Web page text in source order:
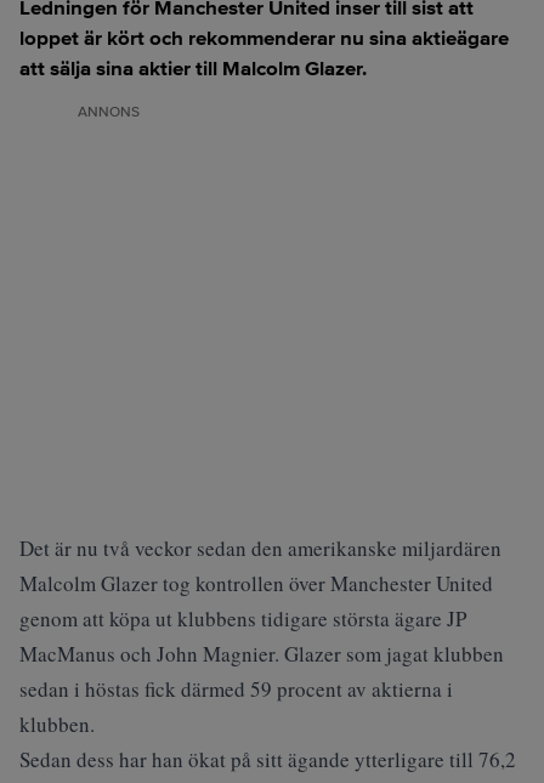
Ledningen för Manchester United inser till sist att
loppet är kört och rekommenderar nu sina aktieägare
att sälja sina aktier till Malcolm Glazer.
ANNONS
Det är nu två veckor sedan den amerikanske miljardären
Malcolm Glazer tog kontrollen över Manchester United
genom att köpa ut klubbens tidigare största ägare JP
MacManus och John Magnier. Glazer som jagat klubben
sedan i höstas fick därmed 59 procent av aktierna i
klubben.
Sedan dess har han ökat på sitt ägande ytterligare till 76,2